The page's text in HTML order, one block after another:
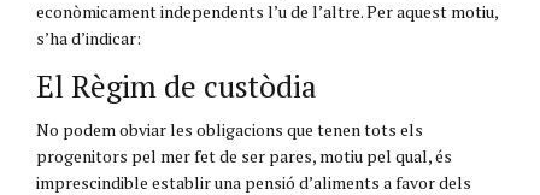
econòmicament independents l’u de l’altre. Per aquest motiu,
s’ha d’indicar:
El Règim de custòdia
No podem obviar les obligacions que tenen tots els
progenitors pel mer fet de ser pares, motiu pel qual, és
imprescindible establir una pensió d’aliments a favor dels